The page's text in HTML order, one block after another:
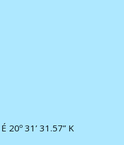
20º 31’ 31.57” K